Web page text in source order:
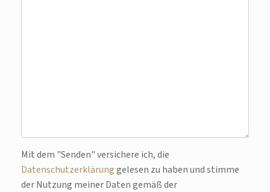
Bitte lasse dieses Feld leer.
Mit dem "Senden" versichere ich, die
Datenschutzerklärunggelesen zu haben und stimme
der Nutzung meiner Daten gemäß der